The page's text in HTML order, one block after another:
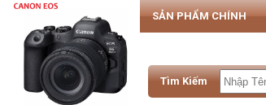
SẢN PHẨM CHÍNH
Tìm Kiếm